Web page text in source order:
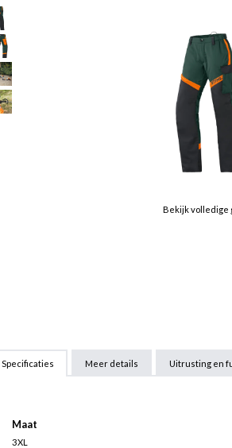
Bekijk volledige
Specificaties Meer details Uitrusting en
Maat
3XL